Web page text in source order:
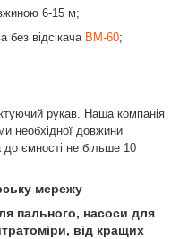
6-15 м;
без відсікача BM-60;
рукав. Наша компанія
необхідної довжини
ємності не більше 10
мережу
пального, насоси для
від кращих